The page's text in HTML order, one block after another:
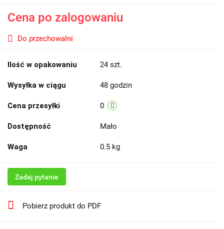
Cena po zalogowaniu
Do przechowalni
Ilość w opakowaniu 24 szt.
Wysyłka w ciągu 48 godzin
Cena przesyłki 0
Dostępność Mało
Waga 0.5 kg
Zadaj pytanie
Pobierz produkt do PDF